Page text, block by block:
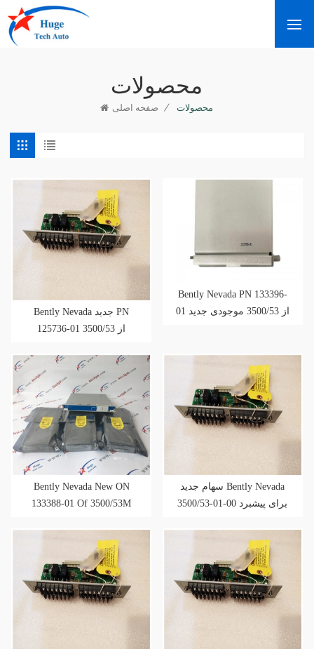
محصولات
صفحه اصلی / محصولات
Bently Nevada جدید PN
125736-01 از 3500/53
فروش
Bently Nevada PN 133396-
01 از 3500/53 موجودی جدید
Bently Nevada New ON
133388-01 Of 3500/53M
سهام جدید Bently Nevada
3500/53-01-00 برای پیشبرد